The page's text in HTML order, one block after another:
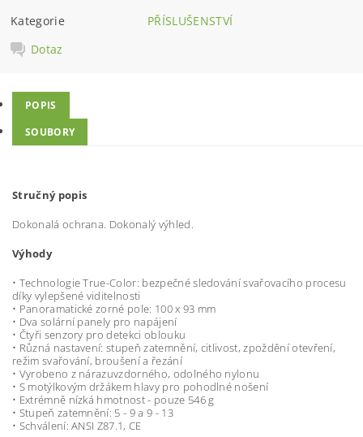
Kategorie
PŘÍSLUŠENSTVÍ
Dotaz
POPIS
SOUBORY
Stručný popis
Dokonalá ochrana. Dokonalý výhled.
Výhody
• Technologie True-Color: bezpečné sledování svařovacího procesu
díky vylepšené viditelnosti
• Panoramatické zorné pole: 100 x 93 mm
• Dva solární panely pro napájení
• Čtyři senzory pro detekci oblouku
• Různá nastavení: stupeň zatemnění, citlivost, zpoždění otevření,
režim svařování, broušení a řezání
• Vyrobeno z nárazuvzdorného, ​​odolného nylonu
• S motýlkovým držákem hlavy pro pohodlné nošení
• Extrémně nízká hmotnost - pouze 546 g
• Stupeň zatemnění: 5 - 9 a 9 - 13
• Schválení: ANSI Z87.1, CE